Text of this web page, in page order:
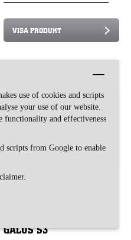
use of cookies and scripts
your use of our website.
functionality and effectiveness
scripts from Google to enable
VISA PRODUKT
GALUS S3